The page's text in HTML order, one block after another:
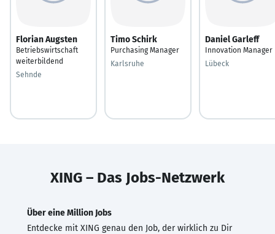
Florian Augsten
Betriebswirtschaft
weiterbildend
Sehnde
Timo Schirk
Purchasing Manager
Karlsruhe
Daniel Garleff
Innovation Manager
Lübeck
XING – Das Jobs-Netzwerk
Über eine Million Jobs
Entdecke mit XING genau den Job, der wirklich zu Dir